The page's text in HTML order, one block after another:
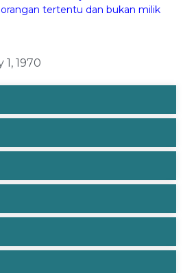
tertentu dan bukan milik
1970